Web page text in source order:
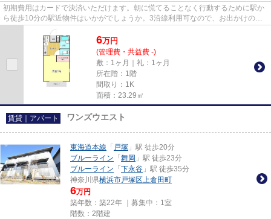
初期費用はカードで決済いただけます。朝に慌てることなく行動するために駅か
ら徒歩10分の駅近物件はいかがでしょうか。3沿線利用可なので、お出かけの幅
も広がるのが魅力です。興味を...
6万円
(管理費・共益費 -)
敷：1ヶ月｜礼：1ヶ月
所在階：1階
間取り：1K
面積：23.29㎡
賃貸｜アパート ワンズウエスト
東海道本線 「 戸塚 」駅 徒歩20分
ブルーライン 「 舞岡 」駅 徒歩23分
ブルーライン 「 下永谷 」駅 徒歩35分
神奈川県横浜市戸塚区上倉田町
6万円
築年数：築22年 ｜募集中： 1室
階数：2階建